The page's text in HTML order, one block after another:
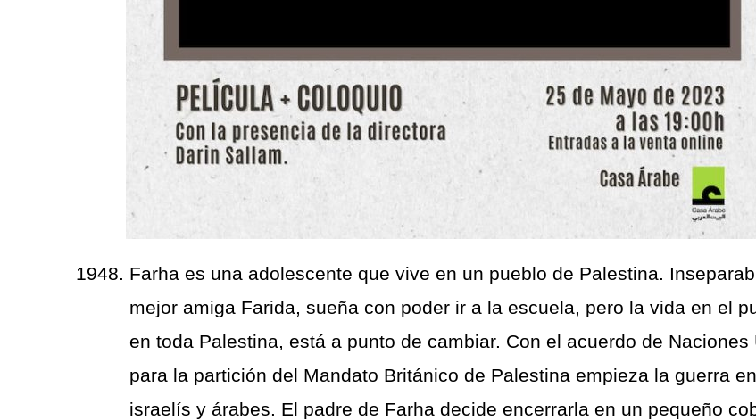
Farha es una adolescente que vive en un pueblo de Palestina.
mejor amiga Farida, sueña con poder ir a la escuela, pero la vida en el
en toda Palestina, está a punto de cambiar. Con el acuerdo de Naciones
para la partición del Mandato Británico de Palestina empieza la guerra
israelís y árabes. El padre de Farha decide encerrarla en un pequeño